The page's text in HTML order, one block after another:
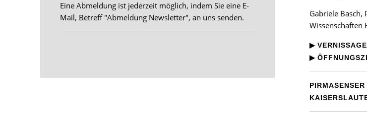
Eine Abmeldung ist jederzeit möglich, indem Sie eine E-
Mail, Betreff "Abmeldung Newsletter", an uns senden.
Gabriele
Wissenschaften
▶
▶
PIRMASENSER